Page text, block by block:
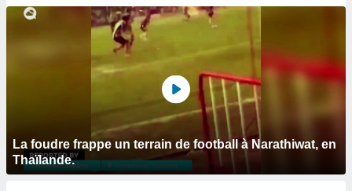
La foudre frappe un terrain de football à Narathiwat, en
Thaïlande.